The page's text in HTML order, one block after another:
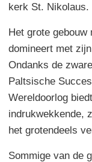
kerk St. Nikolaus.
Het grote
domineert met
Ondanks de
Paltsische
Wereldoorlog
indrukwekkende,
het grotendeels
Sommige van de